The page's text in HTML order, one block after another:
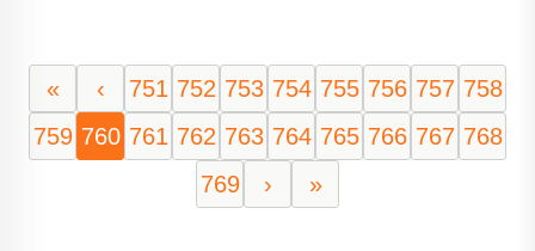
« ‹ 751 752 753 754 755 756 757 758
759 760 761 762 763 764 765 766 767 768
769
› »